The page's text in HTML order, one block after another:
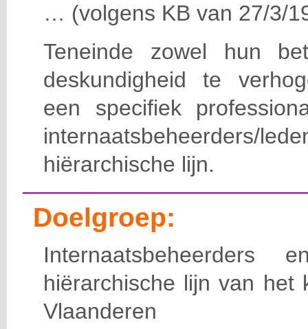
… (volgens KB van 27/3/
Teneinde zowel hun
deskundigheid te
een specifiek
hiërarchische lijn.
Doelgroep:
hiërarchische lijn van het
Vlaanderen